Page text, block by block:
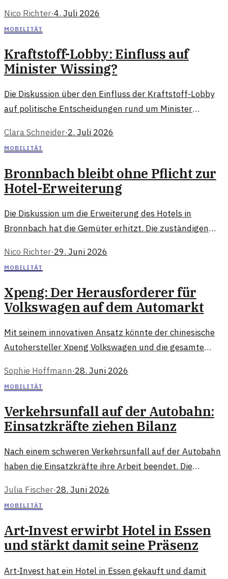
Nico Richter·4. Juli 2026
MOBILITÄT
Kraftstoff-Lobby: Einfluss auf
Minister Wissing?
Die Diskussion über den Einfluss der Kraftstoff-Lobby
auf politische Entscheidungen rund um Minister
und Integrität auf.
Clara Schneider·2. Juli 2026
MOBILITÄT
Bronnbach bleibt ohne Pflicht zur
Hotel-Erweiterung
Die Diskussion um die Erweiterung des Hotels in
Bronnbach hat die Gemüter erhitzt. Die zuständigen
Verpflichtung zur Erweiterung besteht.
Nico Richter·29. Juni 2026
MOBILITÄT
Xpeng: Der Herausforderer für
Volkswagen auf dem Automarkt
Mit seinem innovativen Ansatz könnte der chinesische
Autohersteller Xpeng Volkswagen und die gesamte
Sie mehr über die neuesten Entwicklungen.
Sophie Hoffmann·28. Juni 2026
MOBILITÄT
Verkehrsunfall auf der Autobahn:
Einsatzkräfte ziehen Bilanz
Nach einem schweren Verkehrsunfall auf der Autobahn
haben die Einsatzkräfte ihre Arbeit beendet. Die
aufgehoben.
Julia Fischer·28. Juni 2026
MOBILITÄT
Art-Invest erwirbt Hotel in Essen
und stärkt damit seine Präsenz
Art-Invest hat ein Hotel in Essen gekauft und damit